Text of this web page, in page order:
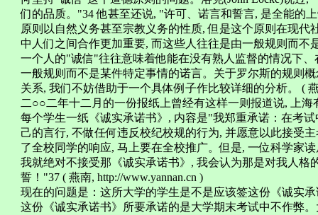
们的品质。"34 他甚至还说, "许可、诺言和誓言, 是全能的
原则以自然义务甚至宗教义务的性质, 但是这个原则在现
中人们之间合作更加重要, 而这些人往往是由一般规则而不
一个人的"诚信"往往意味着他能在没有熟人监督的情况下
一般规则而不是某件特定事情的诺言。关于罗尔斯的规则
关系, 我们不妨借助于一个具体例子作比较详细的分析。 ( 燕
二○○二年十二月的一份报纸上曾经有这样一则报道说, 上
每个学生一纸《诚实承诺书》, 内容是"我郑重承诺：在考
己的言行, 不做任何违反校纪校规的行为, 并愿意以此接受
了全校同学的响应, 马上要在全校推广。但是, 一位科学家
我就绝对不接受那《诚实承诺书》, 我会认为那是对我人格
誓！"37 ( 燕南, http://www.yannan.cn )
现在的问题是：这所大学的学生是不是应该签这份《诚实
这份《诚实承诺书》所要承诺的是大学期末考试中不作弊